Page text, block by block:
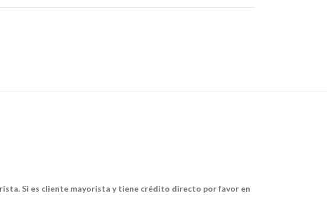
Si es cliente mayorista y tiene crédito directo por favor en